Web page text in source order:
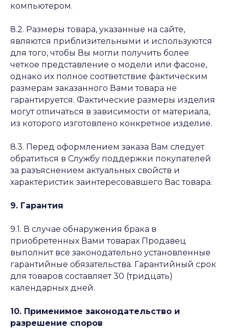
компьютером.
8.2. Размеры товара, указанные на сайте,
являются приблизительными и используются
для того, чтобы Вы могли получить более
четкое представление о модели или фасоне,
однако их полное соответствие фактическим
размерам заказанного Вами товара не
гарантируется. Фактические размеры изделия
могут отличаться в зависимости от материала,
из которого изготовлено конкретное изделие.
8.3. Перед оформлением заказа Вам следует
обратиться в Службу поддержки покупателей
за разъяснением актуальных свойств и
характеристик заинтересовавшего Вас товара.
9. Гарантия
9.1. В случае обнаружения брака в
приобретенных Вами товарах Продавец
выполнит все законодательно установленные
гарантийные обязательства. Гарантийный срок
для товаров составляет 30 (тридцать)
календарных дней.
10. Применимое законодательство и
разрешение споров